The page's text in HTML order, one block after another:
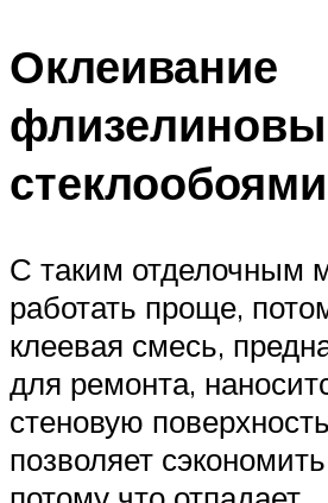
Оклеивание
стеклообоями
С таким отделочным
работать проще,
клеевая смесь,
для ремонта,
стеновую
позволяет